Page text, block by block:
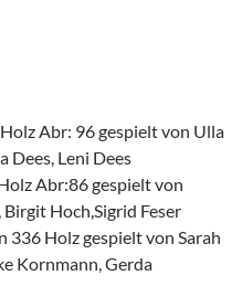
Abr: 96 gespielt von Ulla
Dees, Leni Dees
Abr:86 gespielt von
Hoch,Sigrid Feser
336 Holz gespielt von Sarah
Kornmann, Gerda